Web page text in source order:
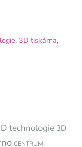
, 3D tiskárna,
technologie 3D
CENTRUM-